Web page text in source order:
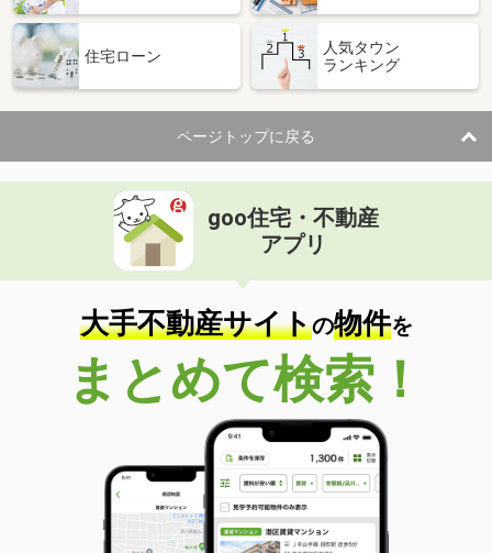
住宅ローン
人気タウン
ランキング
ページトップに戻る
goo住宅・不動産
アプリ
大手不動産サイトの物件を
まとめて検索！